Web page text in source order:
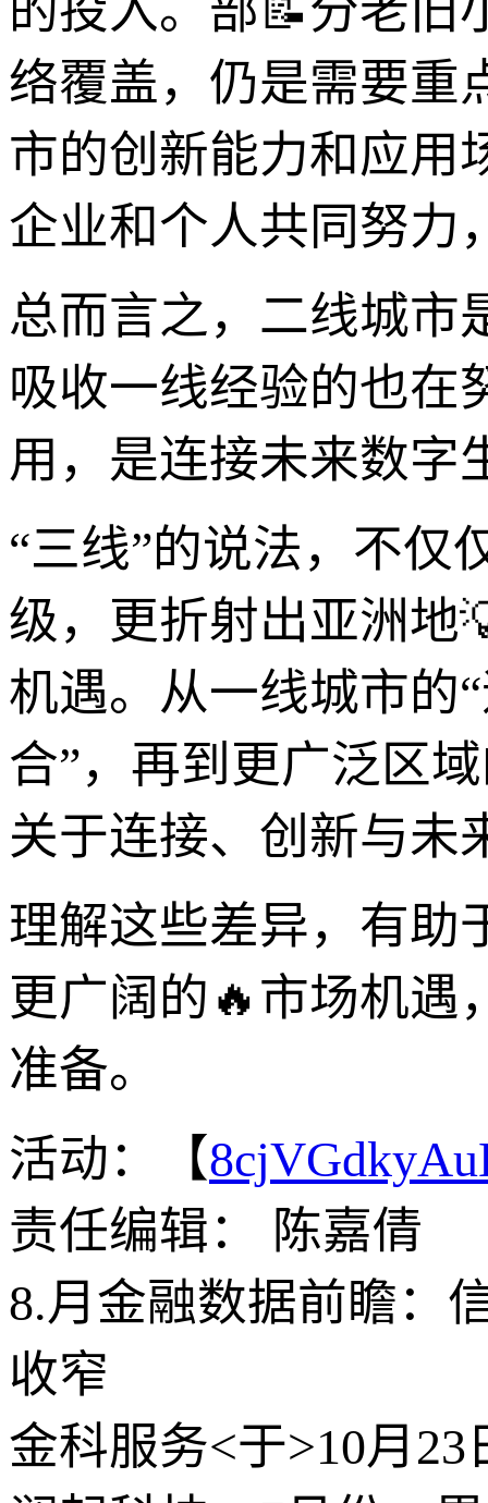
的投入。部📝分老旧
络覆盖，仍是需要重
市的创新能力和应用
企业和个人共同努力
总而言之，二线城市
吸收一线经验的也在
用，是连接未来数字
“三线”的说法，不仅
级，更折射出亚洲地
机遇。从一线城市的
合”，再到更广泛区
关于连接、创新与未
理解这些差异，有助
更广阔的🔥市场机遇
准备。
活动：【
责任编辑： 陈嘉倩
8.月金融数据前瞻：
收窄
金科服务<于>10月